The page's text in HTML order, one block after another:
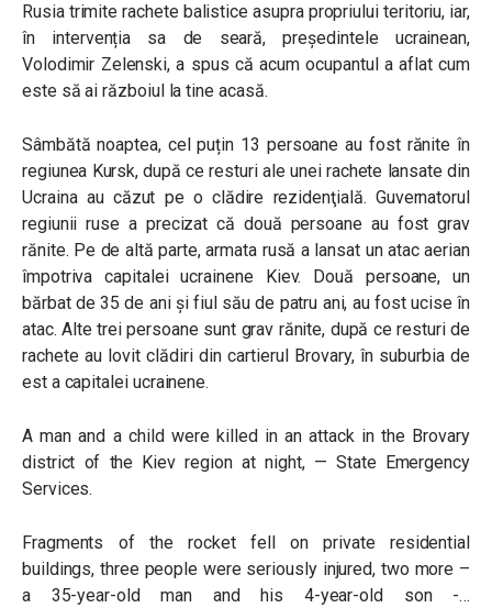
Rusia trimite rachete balistice asupra propriului teritoriu, iar,
în intervenția sa de seară, președintele ucrainean,
Volodimir Zelenski, a spus că acum ocupantul a aflat cum
este să ai războiul la tine acasă.
Sâmbătă noaptea, cel puțin 13 persoane au fost rănite în
regiunea Kursk, după ce resturi ale unei rachete lansate din
Ucraina au căzut pe o clădire rezidenţială. Guvernatorul
regiunii ruse a precizat că două persoane au fost grav
rănite. Pe de altă parte, armata rusă a lansat un atac aerian
împotriva capitalei ucrainene Kiev. Două persoane, un
bărbat de 35 de ani și fiul său de patru ani, au fost ucise în
atac. Alte trei persoane sunt grav rănite, după ce resturi de
rachete au lovit clădiri din cartierul Brovary, în suburbia de
est a capitalei ucrainene.
A man and a child were killed in an attack in the Brovary
district of the Kiev region at night, — State Emergency
Services.
Fragments of the rocket fell on private residential
buildings, three people were seriously injured, two more –
a 35-year-old man and his 4-year-old son -…